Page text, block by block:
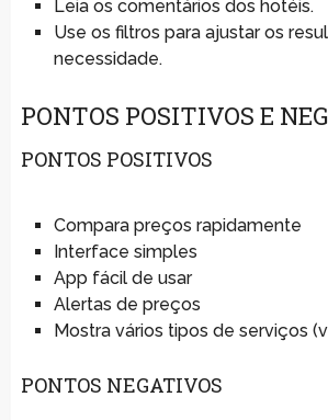
Leia os comentários dos hotéis.
Use os filtros para ajustar os
necessidade.
PONTOS POSITIVOS E
PONTOS POSITIVOS
Compara preços rapidamente
Interface simples
App fácil de usar
Alertas de preços
Mostra vários tipos de serviços
PONTOS NEGATIVOS